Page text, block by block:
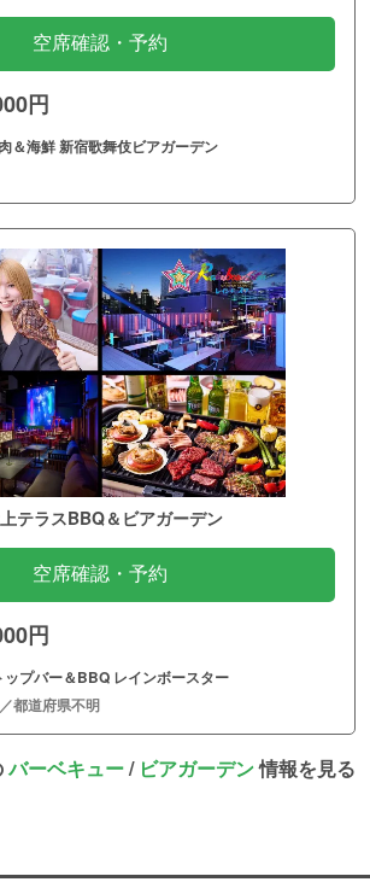
空席確認・予約
円
＆海鮮 新宿歌舞伎ビアガーデン
テラスBBQ＆ビアガーデン
空席確認・予約
円
プバー＆BBQ レインボースター
都道府県不明
バーベキュー/ ビアガーデン情報を見る